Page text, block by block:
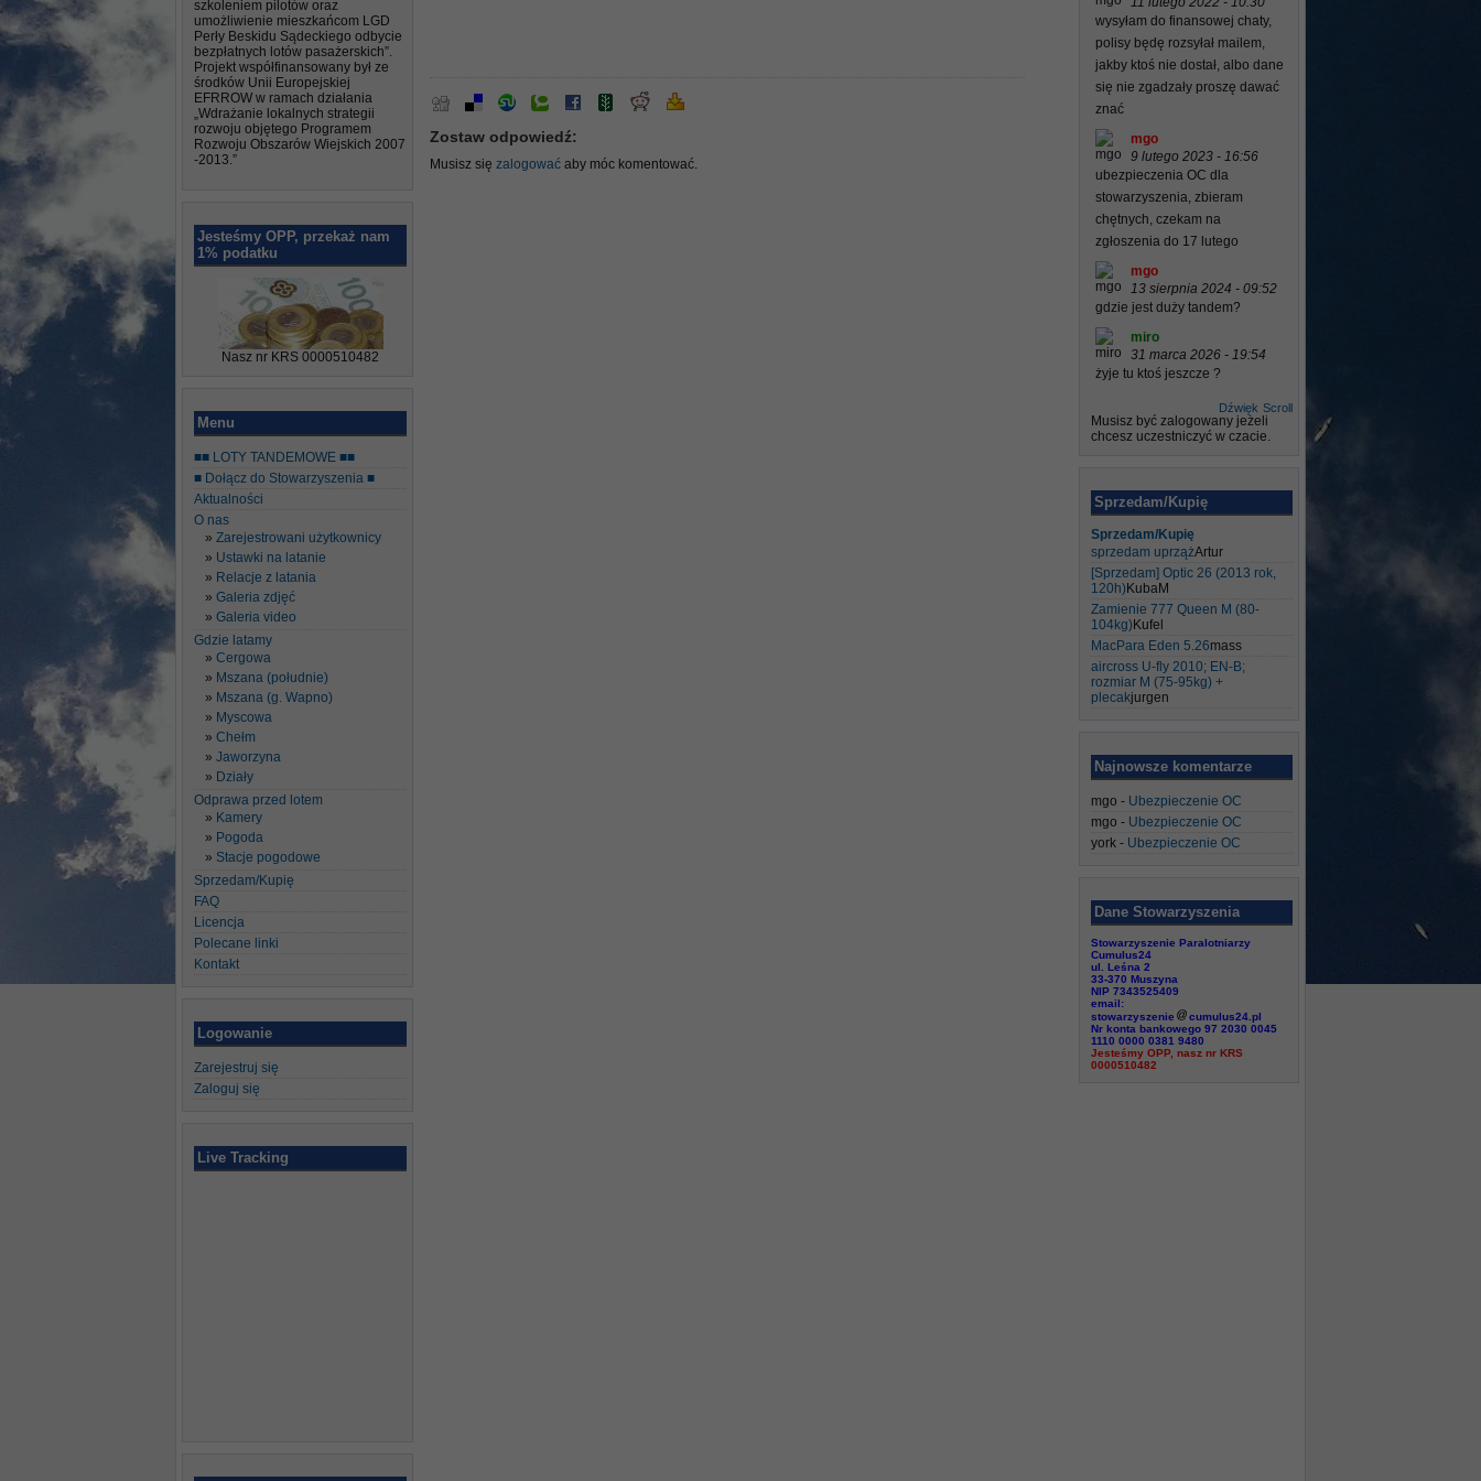
szkoleniem pilotów oraz
umożliwienie mieszkańcom LGD
Perły Beskidu Sądeckiego odbycie
bezpłatnych lotów pasażerskich”.
Projekt współfinansowany był ze
środków Unii Europejskiej
EFRROW w ramach działania
„Wdrażanie lokalnych strategii
rozwoju objętego Programem
Rozwoju Obszarów Wiejskich 2007
-2013.”
Jesteśmy OPP, przekaż nam
1% podatku
Nasz nr KRS 0000510482
Menu
■■ LOTY TANDEMOWE ■■
■ Dołącz do Stowarzyszenia ■
Aktualności
O nas
Zarejestrowani użytkownicy
Ustawki na latanie
Relacje z latania
Galeria zdjęć
Galeria video
Gdzie latamy
Cergowa
Mszana (południe)
Mszana (g. Wapno)
Myscowa
Chełm
Jaworzyna
Działy
Odprawa przed lotem
Kamery
Pogoda
Stacje pogodowe
Sprzedam/Kupię
FAQ
Licencja
Polecane linki
Kontakt
Logowanie
Zarejestruj się
Zaloguj się
Live Tracking
Zostaw odpowiedź:
Musisz się zalogować aby móc komentować.
wysyłam do finansowej chaty,
polisy będę rozsyłał mailem,
jakby ktoś nie dostał, albo dane
się nie zgadzały proszę dawać
znać
mgo
9 lutego 2023 - 16:56
ubezpieczenia OC dla
stowarzyszenia, zbieram
chętnych, czekam na
zgłoszenia do 17 lutego
mgo
13 sierpnia 2024 - 09:52
gdzie jest duży tandem?
miro
31 marca 2026 - 19:54
żyje tu ktoś jeszcze ?
Scroll
Dźwięk
Musisz być zalogowany jeżeli
chcesz uczestniczyć w czacie.
Sprzedam/Kupię
Sprzedam/Kupię
sprzedam uprzążArtur
[Sprzedam] Optic 26 (2013 rok,
120h) KubaM
Zamienie 777 Queen M (80-
104kg) Kufel
MacPara Eden 5.26mass
aircross U-fly 2010; EN-B;
rozmiar M (75-95kg) +
plecakjurgen
Najnowsze komentarze
mgo - Ubezpieczenie OC
mgo - Ubezpieczenie OC
york - Ubezpieczenie OC
Dane Stowarzyszenia
Stowarzyszenie Paralotniarzy
Cumulus24
ul. Leśna 2
33-370 Muszyna
NIP 7343525409
email:
stowarzyszenie
cumulus24.pl
Nr konta bankowego 97 2030 0045
1110 0000 0381 9480
Jesteśmy OPP, nasz nr KRS
0000510482